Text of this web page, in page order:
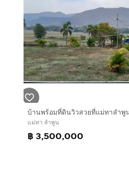
บ้านพร้อมที่ดินวิวสวยที่แม่ทาลำพู
แม่ทา ลำพูน
฿ 3,500,000